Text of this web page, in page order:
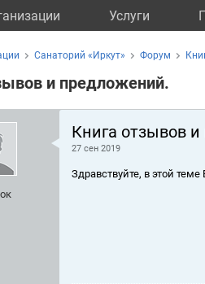
Услуги
Санаторий «Иркут» Форум
и предложений.
Книга отзывов
27 сен 2019
Здравствуйте, в этой